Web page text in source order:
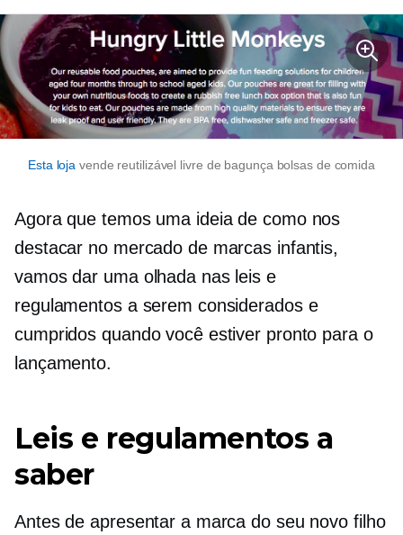
Esta loja vende reutilizável livre de bagunça bolsas de comida
Agora que temos uma ideia de como nos
destacar no mercado de marcas infantis,
vamos dar uma olhada nas leis e
regulamentos a serem considerados e
cumpridos quando você estiver pronto para o
lançamento.
Leis e regulamentos a
saber
Antes de apresentar a marca do seu novo filho